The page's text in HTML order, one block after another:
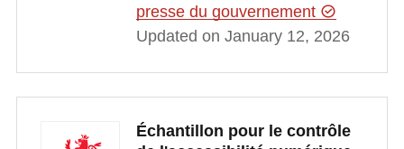
presse du gouvernement
Updated on January 12, 2026
Échantillon pour le contrôle